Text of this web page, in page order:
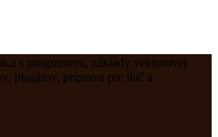
s programom, základy vektorovej
plagátov, príprava pre tlač a